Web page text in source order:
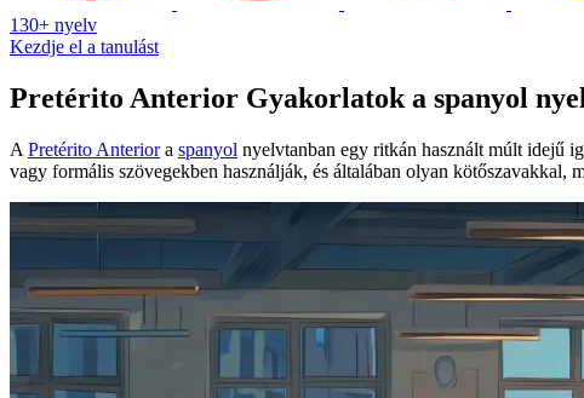
130+ nyelv
Kezdje el a tanulást
Pretérito Anterior Gyakorlatok a spanyol
A Pretérito Anteriora spanyol nyelvtanban egy ritkán használt múlt idejű
vagy formális szövegekben használják, és általában olyan kötőszavakkal,